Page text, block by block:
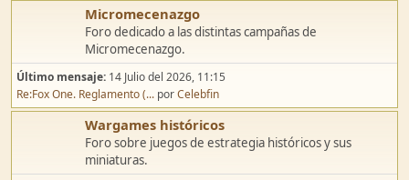
Micromecenazgo
Foro dedicado a las distintas campañas de
Micromecenazgo.
Último mensaje: 14 Julio del 2026, 11:15
Re:Fox One. Reglamento (... porCelebfin
Wargames históricos
Foro sobre juegos de estrategia históricos y sus
miniaturas.